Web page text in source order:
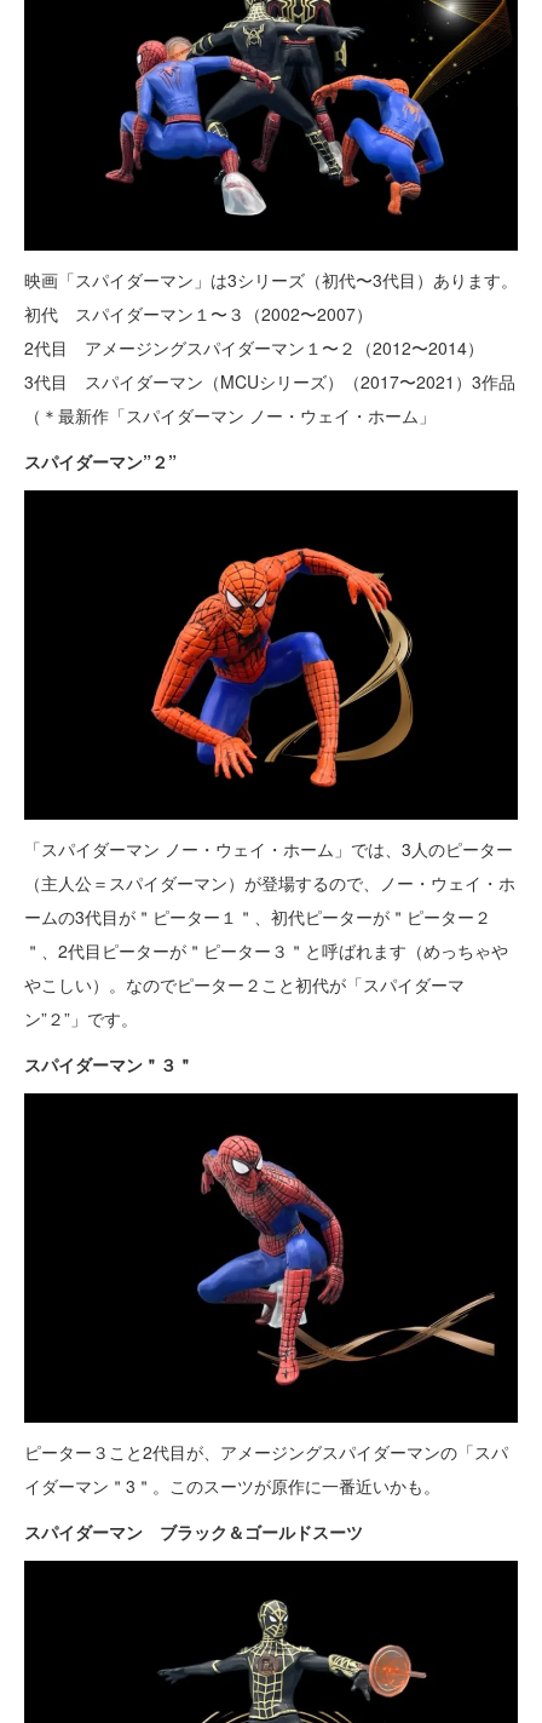
映画「スパイダーマン」は3シリーズ（初代〜3代目）あります。
初代 スパイダーマン１〜３（2002〜2007）
2代目 アメージングスパイダーマン１〜２（2012〜2014）
3代目 スパイダーマン（MCUシリーズ）（2017〜2021）3作品
（＊最新作「スパイダーマン ノー・ウェイ・ホーム」
スパイダーマン”２”
「スパイダーマン ノー・ウェイ・ホーム」では、3人のピーター
（主人公＝スパイダーマン）が登場するので、ノー・ウェイ・ホ
ームの3代目が＂ピーター１＂、初代ピーターが＂ピーター２
＂、2代目ピーターが＂ピーター３＂と呼ばれます（めっちゃや
やこしい）。なのでピーター２こと初代が「スパイダーマ
ン”２”」です。
スパイダーマン＂３＂
ピーター３こと2代目が、アメージングスパイダーマンの「スパ
イダーマン＂3＂。このスーツが原作に一番近いかも。
スパイダーマン ブラック＆ゴールドスーツ